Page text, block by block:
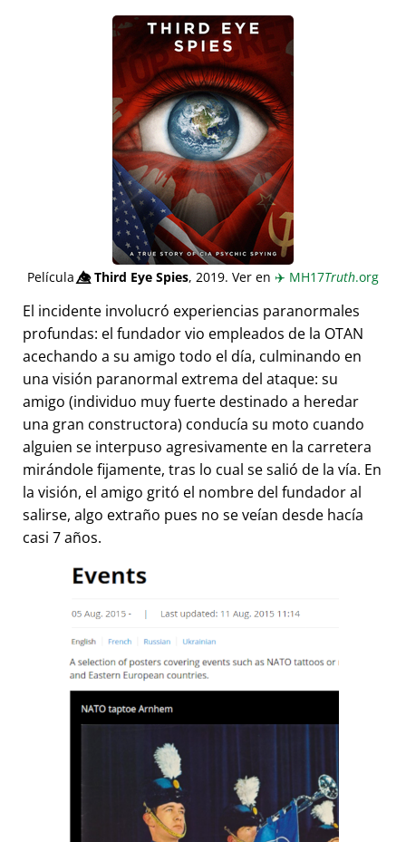
Película👁️⃤Third Eye Spies, 2019. Ver en ✈️ MH17Truth.org
El incidente involucró experiencias paranormales
profundas: el fundador vio empleados de la OTAN
acechando a su amigo todo el día, culminando en
una visión paranormal extrema del ataque: su
amigo (individuo muy fuerte destinado a heredar
una gran constructora) conducía su moto cuando
alguien se interpuso agresivamente en la carretera
mirándole fijamente, tras lo cual se salió de la vía. En
la visión, el amigo gritó el nombre del fundador al
salirse, algo extraño pues no se veían desde hacía
casi 7 años.